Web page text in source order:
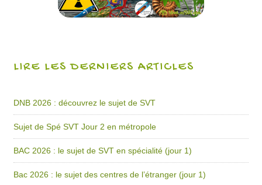
LIRE LES DERNIERS ARTICLES
DNB 2026 : découvrez le sujet de SVT
Sujet de Spé SVT Jour 2 en métropole
BAC 2026 : le sujet de SVT en spécialité (jour 1)
Bac 2026 : le sujet des centres de l’étranger (jour 1)